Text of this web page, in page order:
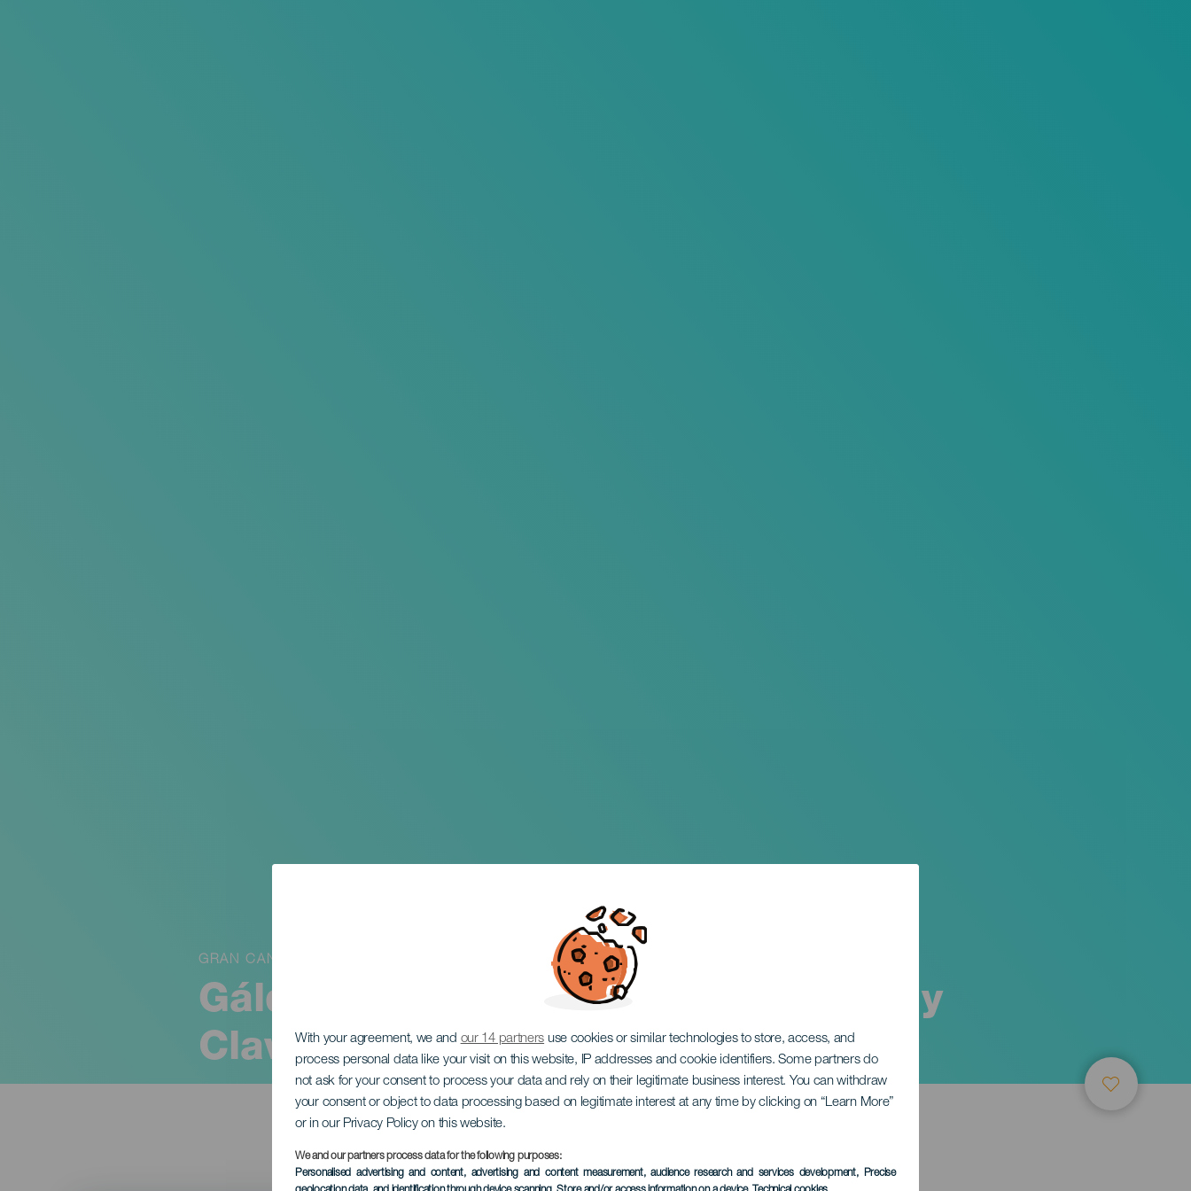
With your agreement, we and our 14 partners use cookies or similar technologies to store, access, and
process personal data like your visit on this website, IP addresses and cookie identifiers. Some partners do
not ask for your consent to process your data and rely on their legitimate business interest. You can withdraw
your consent or object to data processing based on legitimate interest at any time by clicking on “Learn More”
or in our Privacy Policy on this website.
We and our partners process data for the following purposes:
Personalised advertising and content, advertising and content measurement, audience research and services development, Precise
Gáldar a través de los ojos de Viera y
Clavijo
GRAN CANARIA
EVENTO PASADO